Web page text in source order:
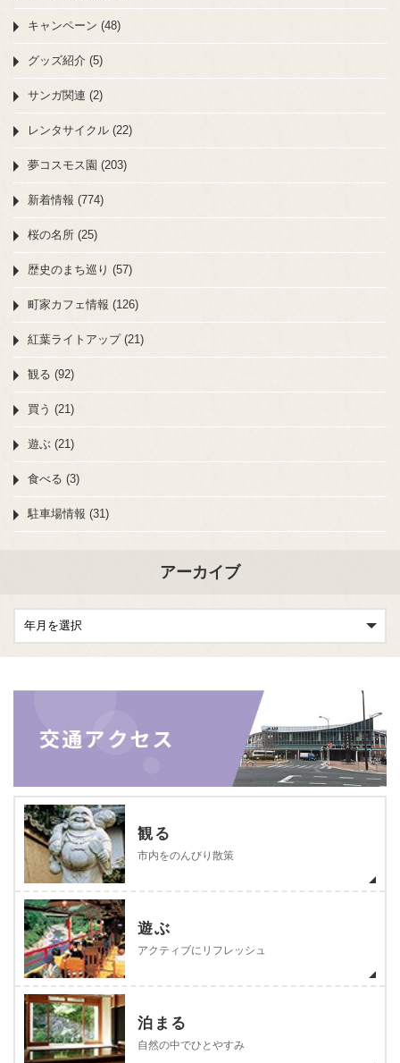
キャンペーン (48)
グッズ紹介 (5)
サンガ関連 (2)
レンタサイクル (22)
夢コスモス園 (203)
新着情報 (774)
桜の名所 (25)
歴史のまち巡り (57)
町家カフェ情報 (126)
紅葉ライトアップ (21)
観る (92)
買う (21)
遊ぶ (21)
食べる (3)
駐車場情報 (31)
アーカイブ
観る
市内をのんびり散策
遊ぶ
アクティブにリフレッシュ
泊まる
自然の中でひとやすみ